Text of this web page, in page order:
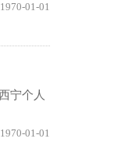
1970-01-01
宁个人
1970-01-01